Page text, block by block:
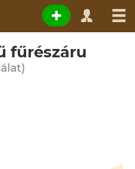
fűrészáru